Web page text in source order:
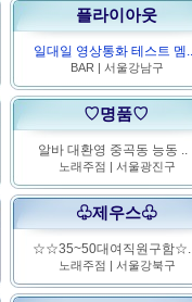
플라이아웃
일대일 영상통화 테스트 멤..
BAR | 서울강남구
♡명품♡
알바 대환영 중곡동 능동 ..
노래주점 | 서울광진구
♧제우스♧
☆☆35~50대여직원구함
노래주점 | 서울강북구